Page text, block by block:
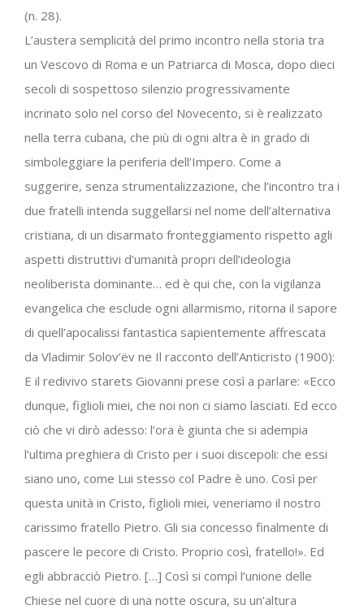
(n. 28).
L’austera semplicità del primo incontro nella storia tra
un Vescovo di Roma e un Patriarca di Mosca, dopo dieci
secoli di sospettoso silenzio progressivamente
incrinato solo nel corso del Novecento, si è realizzato
nella terra cubana, che più di ogni altra è in grado di
simboleggiare la periferia dell’Impero. Come a
suggerire, senza strumentalizzazione, che l’incontro tra i
due fratelli intenda suggellarsi nel nome dell’alternativa
cristiana, di un disarmato fronteggiamento rispetto agli
aspetti distruttivi d’umanità propri dell’ideologia
neoliberista dominante… ed è qui che, con la vigilanza
evangelica che esclude ogni allarmismo, ritorna il sapore
di quell’apocalissi fantastica sapientemente affrescata
da Vladimir Solov’ëv ne Il racconto dell’Anticristo (1900):
E il redivivo starets Giovanni prese così a parlare: «Ecco
dunque, figlioli miei, che noi non ci siamo lasciati. Ed ecco
ciò che vi dirò adesso: l’ora è giunta che si adempia
l’ultima preghiera di Cristo per i suoi discepoli: che essi
siano uno, come Lui stesso col Padre è uno. Così per
questa unità in Cristo, figlioli miei, veneriamo il nostro
carissimo fratello Pietro. Gli sia concesso finalmente di
pascere le pecore di Cristo. Proprio così, fratello!». Ed
egli abbracciò Pietro. […] Così si compì l’unione delle
Chiese nel cuore di una notte oscura, su un’altura